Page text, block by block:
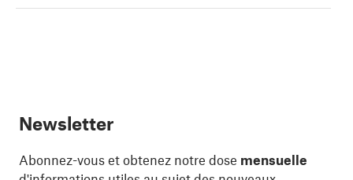
Newsletter
Abonnez-vous et obtenez notre dose mensuelle